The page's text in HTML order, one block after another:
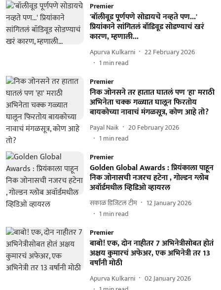
Premier
'बॉलीवूड पूर्णपणे सोडायचे नव्हते पण...'
प्रियांकाने सांगितलं बॉडिवूड सोडण्याचं खरं
कारण, म्हणाली...
Apurva Kulkarni
22 February 2026
1 min read
Premier
निक जोनसने तर हातात घातलं पण 'हा' मराठी
अभिनेता चक्क गळ्यात घालून फिरतोय
बायकोच्या नावाचं मंगळसूत्र, कोण आहे तो?
Payal Naik
20 February 2026
1 min read
Premier
Golden Global Awards : प्रियंकाला पाहून
निक जोनासची नजरच हटेना , गोल्डन ग्लोब
अवॉर्डमधील व्हिडिओ व्हायरल
सकाळ डिजिटल टीम
12 January 2026
1 min read
Premier
बाबो! एक, दोन नाहीतर 7 अभिनेत्रीसोबत होतं
अक्षय कुमारचं अफेअर, एक अभिनेत्री तर 13
वर्षांनी मोठी
Apurva Kulkarni
02 January 2026